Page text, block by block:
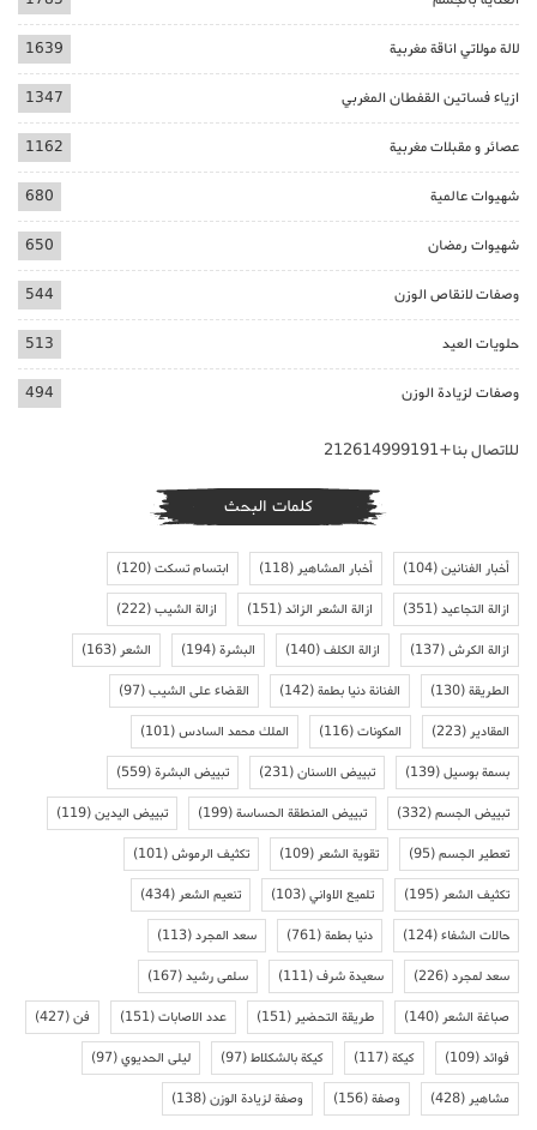
لالة مولاتي اناقة مغربية 1639
ازياء فساتين القفطان المغربي 1347
عصائر و مقبلات مغربية 1162
شهيوات عالمية 680
شهيوات رمضان 650
وصفات لانقاص الوزن 544
حلويات العيد 513
وصفات لزيادة الوزن 494
للاتصال بنا+212614999191
كلمات البحث
أخبار الفنانين(104) أخبار المشاهير(118) ابتسام تسكت(120)
ازالة التجاعيد(351) ازالة الشعر الزائد(151) ازالة الشيب(222)
ازالة الكرش(137) ازالة الكلف(140) البشرة(194) الشعر(163)
الطريقة(130) الفنانة دنيا بطمة(142) القضاء على الشيب(97)
المقادير(223) المكونات(116) الملك محمد السادس(101)
بسمة بوسيل(139) تبييض الاسنان(231) تبييض البشرة(559)
تبييض الجسم(332) تبييض المنطقة الحساسة(199) تبييض اليدين(119)
تعطير الجسم(95) تقوية الشعر(109) تكثيف الرموش(101)
تكثيف الشعر(195) تلميع الاواني(103) تنعيم الشعر(434)
حالات الشفاء(124) دنيا بطمة(761) سعد المجرد(113)
سعد لمجرد(226) سعيدة شرف(111) سلمى رشيد(167)
صباغة الشعر(140) طريقة التحضير(151) عدد الاصابات(151) فن(427)
فوائد(109) كيكة(117) كيكة بالشكلاط(97) ليلى الحديوي(97)
مشاهير(428) وصفة(156) وصفة لزيادة الوزن(138)